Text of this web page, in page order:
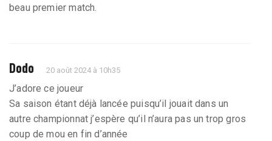
beau premier match.
Dodo 20 août 2024 à 10h35
J’adore ce joueur
Sa saison étant déjà lancée puisqu’il jouait dans un
autre championnat j’espère qu’il n’aura pas un trop gros
coup de mou en fin d’année